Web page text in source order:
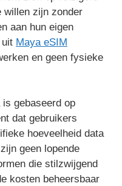
willen zijn zonder
aan hun eigen
uit Maya eSIM
en geen fysieke
gebaseerd op
dat gebruikers
hoeveelheid data
geen lopende
die stilzwijgend
kosten beheersbaar